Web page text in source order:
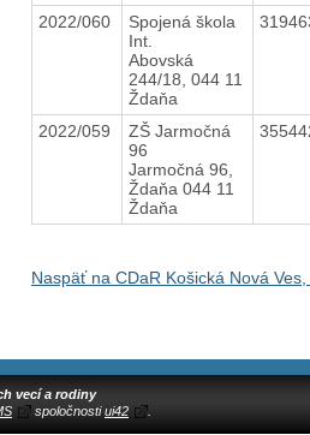
2022/060
Spojená škola
Int.
Abovská
244/18, 044 11
Ždaňa
2022/059
ZŠ Jarmočná
96
Jarmočná 96,
Ždaňa 044 11
Ždaňa
Naspäť na CDaR Košická Nová
vecí a rodiny
spoločnostiui42